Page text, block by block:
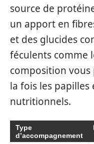
source de
un apport en
et des glucides
féculents comme
composition
la fois les papilles
nutritionnels.
Type
d’accompagnement